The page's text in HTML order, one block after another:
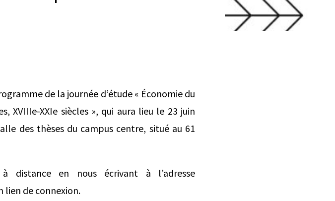
de la journée d’étude « Économie du
XVIIIe-XXIe siècles », qui aura lieu le 23 juin
des thèses du campus centre, situé au 61
distance en nous écrivant à l’adresse
lien de connexion.